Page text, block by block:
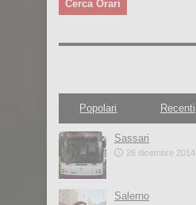
Popolari Recenti
Sassari
26 dicembre 2014
Salerno